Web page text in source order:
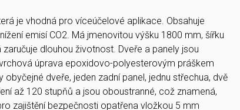
je vhodná pro víceúčelové aplikace. Obsahuje
emisí CO2. Má jmenovitou výšku 1800 mm, šířku
dlouhou životnost. Dveře a panely jsou
úprava epoxidovo-polyesterovým práškem
dveře, jeden zadní panel, jednu střechua, dvě
až 120 stupňů a jsou oboustranné, což znamená,
zajištění bezpečnosti opatřena vložkou 5 mm